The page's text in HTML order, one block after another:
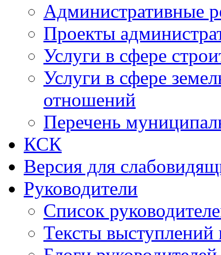
Административные
Проекты
Услуги в сфере
Услуги в сфере
отношений
Перечень
КСК
Версия для
Руководители
Список
Тексты выступлений